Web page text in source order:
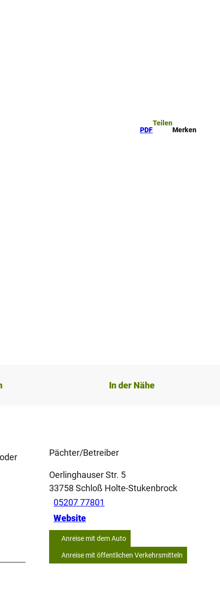
PDF
Teilen
Merken
In der Nähe
Pächter/Betreiber
Oerlinghauser Str. 5
33758 Schloß Holte-Stukenbrock
05207 77801
Website
Anreise mit dem Auto
Anreise mit öffentlichen Verkehrsmitteln